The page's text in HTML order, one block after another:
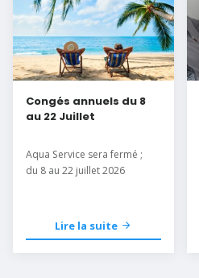
Congés annuels du 8
au 22 Juillet
Aqua Service sera fermé ;
du 8 au 22 juillet 2026
Lire la suite